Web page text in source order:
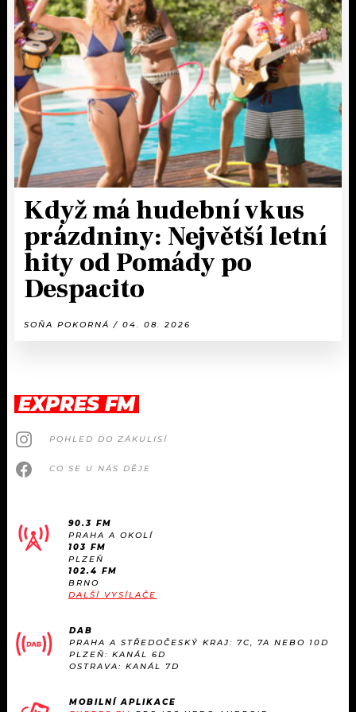
Když má hudební vkus
prázdniny: Největší letní
hity od Pomády po
Despacito
SOŇA POKORNÁ / 04. 08. 2026
EXPRES FM
POHLED DO ZÁKULISÍ
CO SE U NÁS DĚJE
90.3 FM
PRAHA A OKOLÍ
103 FM
PLZEŇ
102.4 FM
BRNO
DALŠÍ VYSÍLAČE
DAB
PRAHA A STŘEDOČESKÝ KRAJ: 7C, 7A NEBO 10D
PLZEŇ: KANÁL 6D
OSTRAVA: KANÁL 7D
MOBILNÍ APLIKACE